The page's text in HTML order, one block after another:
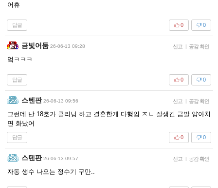
어휴
답글 0
0
금빛어둠 26-06-13 09:28 신고 | 공감 확인
엌ㅋㅋㅋ
답글 0
0
스텐판 26-06-13 09:56 신고 | 공감 확인
그런데 난 18호가 클리닝 하고 결혼한게 다행임 ㅈㄴ 잘생긴 금발 양아치
면 화났어
답글 0
0
스텐판 26-06-13 09:57 신고 | 공감 확인
자동 생수 나오는 정수기 구만..